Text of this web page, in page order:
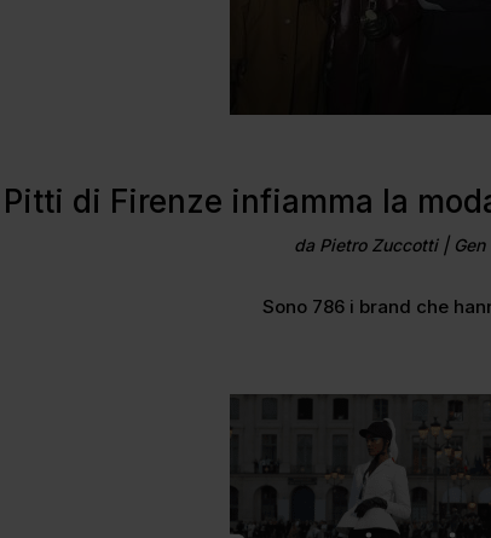
Pitti di Firenze infiamma la
da Pietro Zuccotti|
Sono 786 i brand che